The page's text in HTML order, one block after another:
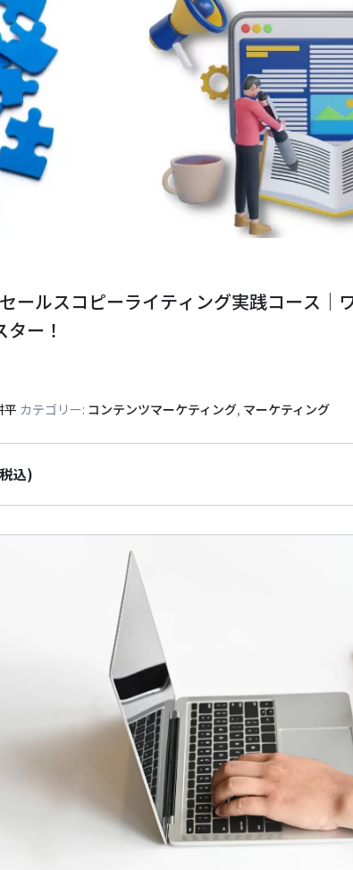
セールスコピーライティング実践コース｜
ー！
平 カテゴリー: コンテンツマーケティング, マーケティング
込)